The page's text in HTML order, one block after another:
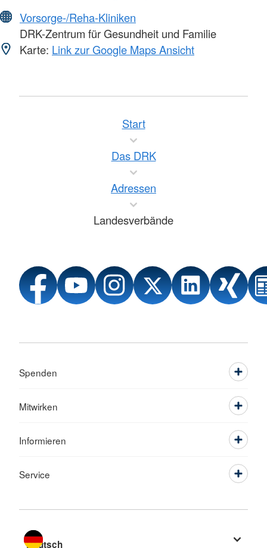
Vorsorge-/Reha-Kliniken
DRK-Zentrum für Gesundheit und Familie
Karte: Link zur Google Maps Ansicht
Start
Das DRK
Adressen
Landesverbände
Spenden
Mitwirken
Informieren
Service
Sprache wechseln zu